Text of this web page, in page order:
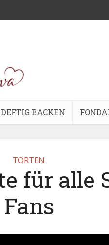
DEFTIG BACKEN
TORTEN
für alle
Fans